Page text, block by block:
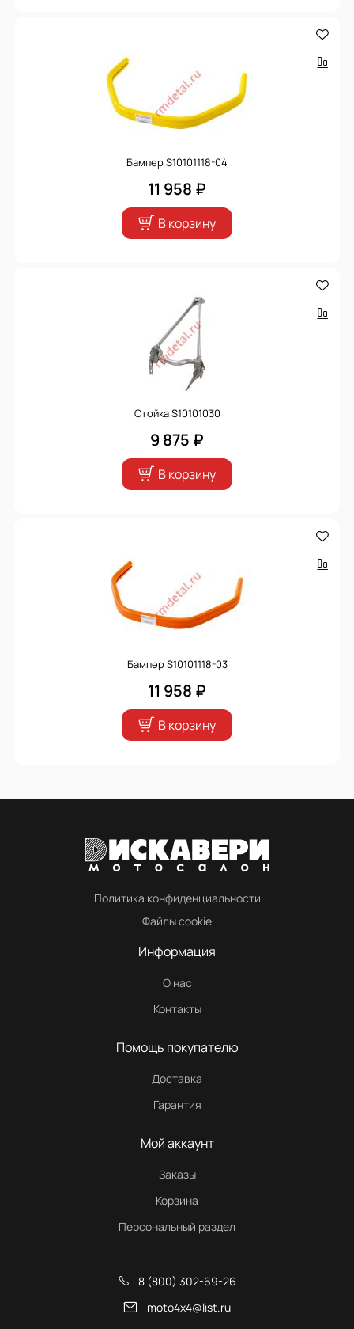
Бампер S10101118-04
11 958 ₽
В корзину
Стойка S10101030
9 875 ₽
В корзину
Бампер S10101118-03
11 958 ₽
В корзину
Политика конфиденциальности
Файлы cookie
Информация
О нас
Контакты
Помощь покупателю
Доставка
Гарантия
Мой аккаунт
Заказы
Корзина
Персональный раздел
8 (800) 302-69-26
moto4x4@list.ru